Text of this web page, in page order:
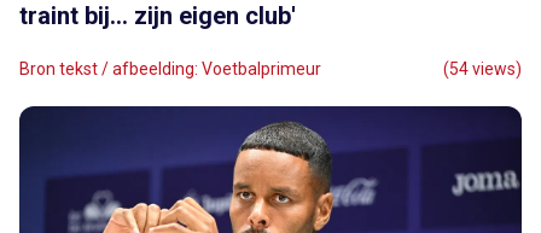
traint bij... zijn eigen club'
Bron tekst / afbeelding: Voetbalprimeur (54 views)